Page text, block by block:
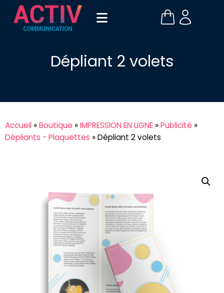
Dépliant 2 volets
Accueil »Boutique »IMPRESSION EN LIGNE »Publicité »
Dépliants - Plaquettes »Dépliant 2 volets